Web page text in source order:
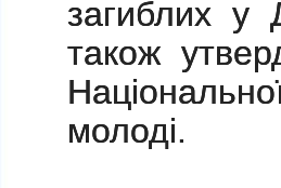
загиблих у
також
молоді.